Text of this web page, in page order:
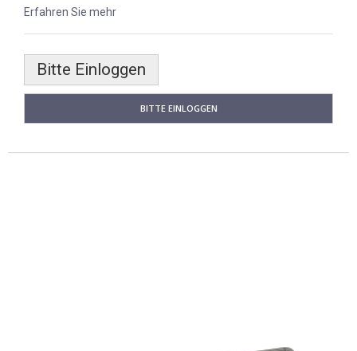
Erfahren Sie mehr
Bitte Einloggen
BITTE EINLOGGEN